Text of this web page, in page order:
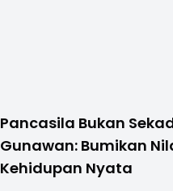
Pancasila Bukan
Gunawan: Bumikan
Kehidupan Nyata